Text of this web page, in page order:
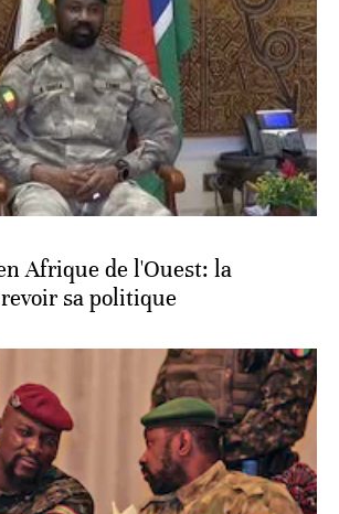
Afrique de l'Ouest: la
sa politique